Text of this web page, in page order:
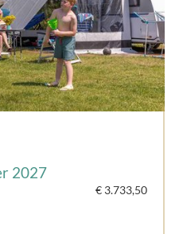
2027
€ 3.733,50